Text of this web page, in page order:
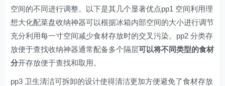
空间的不同进行调整。以下是其几个显著优点pp1 空间利用理
想大化配菜盘收纳神器可以根据冰箱内部空间的大小进行调节
充分利用每一寸空间减少食材存放时的交叉污染。pp2 分类存
放便于查找收纳神器通常配备多个隔层可以将不同类型的食材
分开存放便于查找和取用。
pp3 卫生清洁可拆卸的设计使得清洁更加方便避免了食材存放